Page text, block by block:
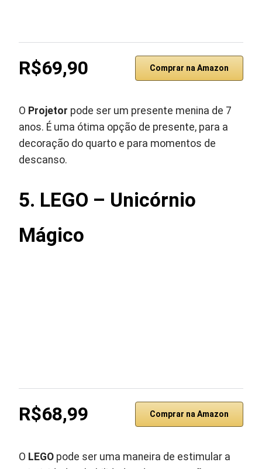
R$69,90 Comprar na Amazon
O Projetor pode ser um presente menina de 7
anos. É uma ótima opção de presente, para a
decoração do quarto e para momentos de
descanso.
5. LEGO – Unicórnio
Mágico
R$68,99 Comprar na Amazon
O LEGO pode ser uma maneira de estimular a